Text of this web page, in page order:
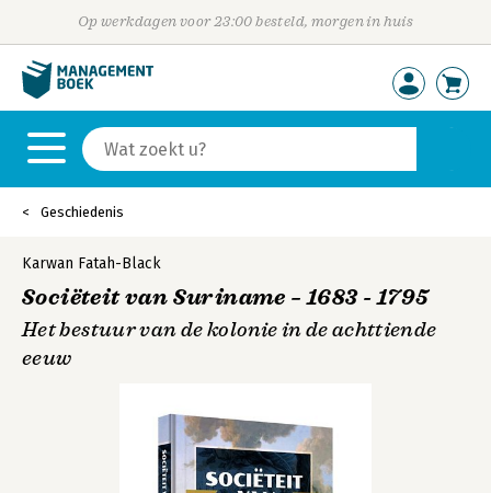
Op werkdagen voor 23:00 besteld, morgen in huis
Geschiedenis
Karwan Fatah-Black
Sociëteit van Suriname – 1683 - 1795
Het bestuur van de kolonie in de achttiende
eeuw